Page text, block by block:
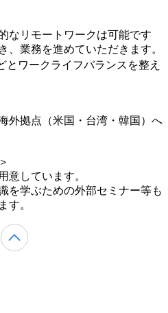
なリモートワークは可能です
、業務を進めていただきます。
ワークライフバランスを整え
外拠点（米国・台湾・韓国）へ
意しています。
を学ぶための外部セミナー等も
す。